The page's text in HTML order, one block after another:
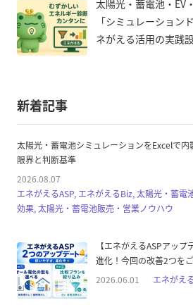
太陽光・蓄電池・EV
「シミュレーション
ネがえる活用の実践
新着記事
太陽光・蓄電池シミュレーションをExcelで内
限界と判断基準
2026.08.07
エネがえるASP, エネがえるBiz, 太陽光・蓄電
効果, 太陽光・蓄電池販売・営業ノウハウ
【エネがえるASPアッ
進化！今回の改善2つを
2026.06.01
エネがえ